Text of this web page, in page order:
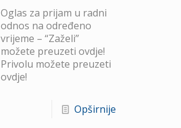
Oglas za prijam u radni
odnos na određeno
vrijeme – “Zaželi”
možete preuzeti ovdje!
Privolu možete preuzeti
ovdje!
Opširnije